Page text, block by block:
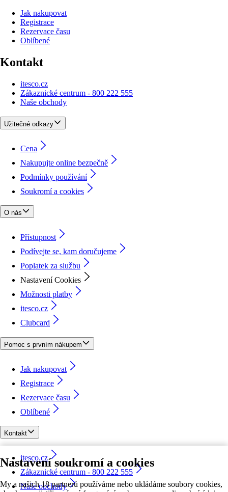
Nastavení soukromí a cookies
My a našich 18 partnerů používáme nebo ukládáme soubory cookies,
Jak nakupovat
Registrace
Rezervace času
Oblíbené
Kontakt
itesco.cz
Zákaznické centrum - 800 222 555
Naše obchody
Užitečné odkazy
Cena
Nakupujte online bezpečně
Podmínky používání
Soukromí a cookies
O nás
Přístupnost
Podívejte se, kam doručujeme
Poplatek za službu
Nastavení Cookies
Možnosti platby
itesco.cz
Clubcard
Pomoc s prvním nákupem
Jak nakupovat
Registrace
Rezervace času
Oblíbené
Kontakt
itesco.cz
Zákaznické centrum - 800 222 555
Naše obchody